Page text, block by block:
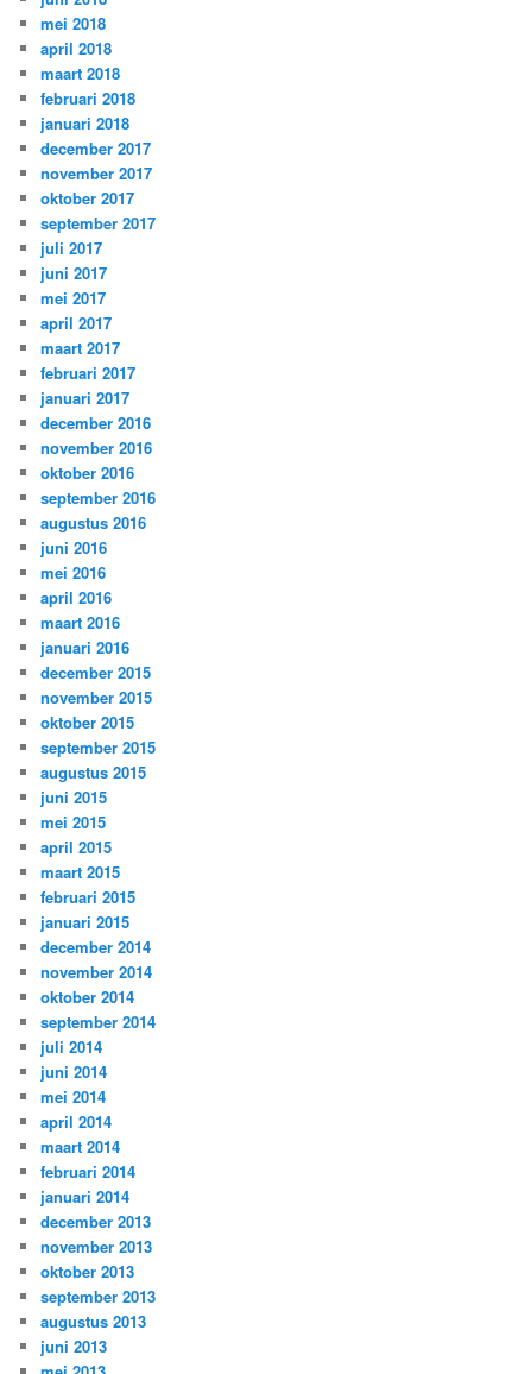
mei 2018
april 2018
maart 2018
februari 2018
januari 2018
december 2017
november 2017
oktober 2017
september 2017
juli 2017
juni 2017
mei 2017
april 2017
maart 2017
februari 2017
januari 2017
december 2016
november 2016
oktober 2016
september 2016
augustus 2016
juni 2016
mei 2016
april 2016
maart 2016
januari 2016
december 2015
november 2015
oktober 2015
september 2015
augustus 2015
juni 2015
mei 2015
april 2015
maart 2015
februari 2015
januari 2015
december 2014
november 2014
oktober 2014
september 2014
juli 2014
juni 2014
mei 2014
april 2014
maart 2014
februari 2014
januari 2014
december 2013
november 2013
oktober 2013
september 2013
augustus 2013
juni 2013